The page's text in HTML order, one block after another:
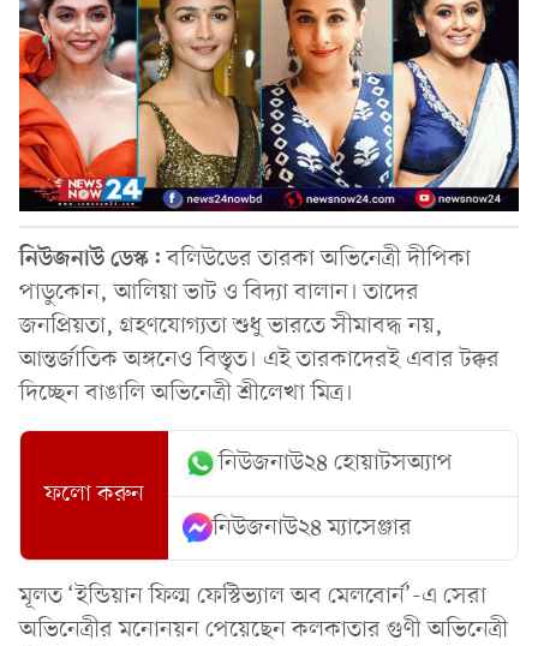
নিউজনাউ ডেস্ক:বলিউডের তারকা অভিনেত্রী দীপিকা
পাডুকোন, আলিয়া ভাট ও বিদ্যা বালান। তাদের
জনপ্রিয়তা, গ্রহণযোগ্যতা শুধু ভারতে সীমাবদ্ধ নয়,
আন্তর্জাতিক অঙ্গনেও বিস্তৃত। এই তারকাদেরই এবার টক্কর
দিচ্ছেন বাঙালি অভিনেত্রী শ্রীলেখা মিত্র।
ফলো করুন
নিউজনাউ২৪ হোয়াটসঅ্যাপ
নিউজনাউ২৪ ম্যাসেঞ্জার
মূলত ‘ইন্ডিয়ান ফিল্ম ফেস্টিভ্যাল অব মেলবোর্ন’-এ সেরা
অভিনেত্রীর মনোনয়ন পেয়েছেন কলকাতার গুণী অভিনেত্রী